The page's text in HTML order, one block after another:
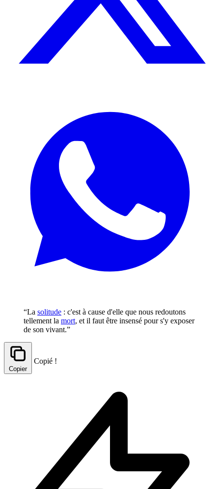
“La solitude : c'est à cause d'elle que nous redoutons
tellement la mort, et il faut être insensé pour s'y exposer
de son vivant.”
Copier
Copié !